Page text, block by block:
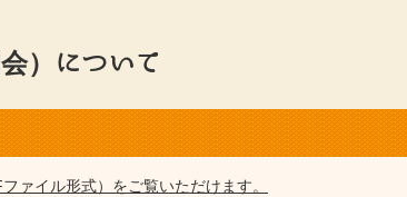
）について
ァイル形式）をご覧いただけます。